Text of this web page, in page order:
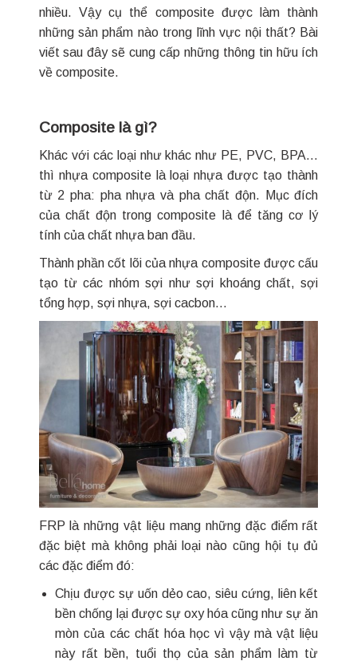
nhiều. Vậy cụ thể composite được làm thành
những sản phẩm nào trong lĩnh vực nội thất? Bài
viết sau đây sẽ cung cấp những thông tin hữu ích
về composite.
Composite là gì?
Khác với các loại như khác như PE, PVC, BPA…
thì nhựa composite là loại nhựa được tạo thành
từ 2 pha: pha nhựa và pha chất độn. Mục đích
của chất độn trong composite là để tăng cơ lý
tính của chất nhựa ban đầu.
Thành phần cốt lõi của nhựa composite được cấu
tạo từ các nhóm sợi như sợi khoáng chất, sợi
tổng hợp, sợi nhựa, sợi cacbon…
FRP là những vật liệu mang những đặc điểm rất
đặc biệt mà không phải loại nào cũng hội tụ đủ
các đặc điểm đó:
Chịu được sự uốn dẻo cao, siêu cứng, liên kết
bền chống lại được sự oxy hóa cũng như sự ăn
mòn của các chất hóa học vì vậy mà vật liệu
này rất bền, tuổi thọ của sản phẩm làm từ